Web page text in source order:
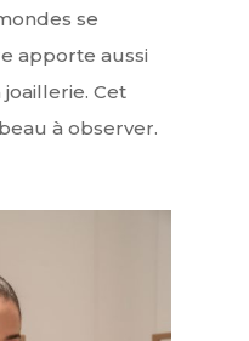
se
apporte aussi
Cet
à observer.